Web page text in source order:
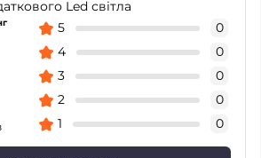
Led світла
5
0
4
0
3
0
2
0
1
0